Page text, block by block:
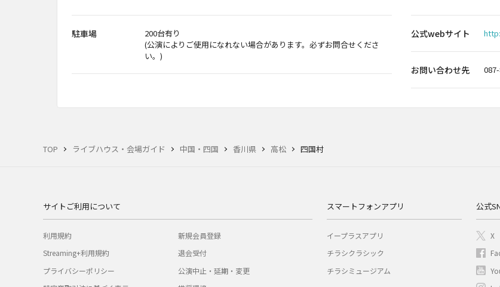
TOP ライブハウス・会場ガイド 中国・四国 香川県 高松 四国村
駐車場
200台有り
(公演によりご使用になれない場合があります。必ずお問合せくださ
い。)
公式webサイト
お問い合わせ先
サイトご利用について
利用規約
Streaming+利用規約
プライバシーポリシー
新規会員登録
退会受付
公演中止・延期・変更
スマートフォンアプリ
イープラスアプリ
チラシクラシック
チラシミュージアム
公式
X